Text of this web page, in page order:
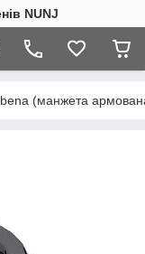
NUNJ
(манжета